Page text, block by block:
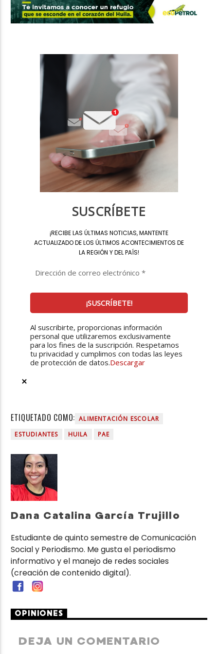
SUSCRÍBETE
¡RECIBE LAS ÚLTIMAS NOTICIAS, MANTENTE
ACTUALIZADO DE LOS ÚLTIMOS ACONTECIMIENTOS DE
LA REGIÓN Y DEL PAÍS!
Al suscribirte, proporcionas información
personal que utilizaremos exclusivamente
para los fines de la suscripción. Respetamos
tu privacidad y cumplimos con todas las leyes
de protección de datos.Descargar
ETIQUETADO COMO: ALIMENTACIÓN ESCOLAR
ESTUDIANTES
HUILA PAE
Dana Catalina García Trujillo
Estudiante de quinto semestre de Comunicación
Social y Periodismo. Me gusta el periodismo
informativo y el manejo de redes sociales
(creación de contenido digital).
OPINIONES
DEJA UN COMENTARIO